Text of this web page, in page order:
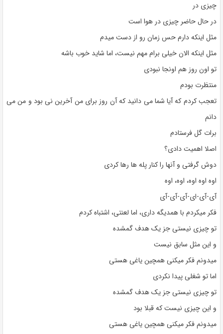
چیزی در
در حال حاضر چیزی در هوا است
مثل اینکه دارم حس زمان رو از دست میدم
مثل اینکه الان خیلی برام مهم نیست، اما شاید خوب باشه
تو اون روز هم اونجا نبودی
منتظرت بودم
تعجب کردم که آیا شما می دانید که آن روز برای من آخرین نی بود و من می
دانم
برات گل فرستادم
اصلا اهمیت دادی؟
دوش گرفتی و آنها را کنار پله ها رها کردی
اوه اوه اوه، اوه، اوه
آی-آی-ای-آی-آی-آی
فکر میکردم با همدیگه داری، اما لعنتی، اشتباه کردم
تو چیزی نیستی جز یک هدف گمشده
و این مثل سابق نیست
میدونم فکر میکنی همچین یاغی هستی
اما تو شغلی پیدا نکردی
تو چیزی نیستی جز یک هدف گمشده
و این چیزی نیست که قبلا بود
میدونم فکر میکنی همچین یاغی هستی